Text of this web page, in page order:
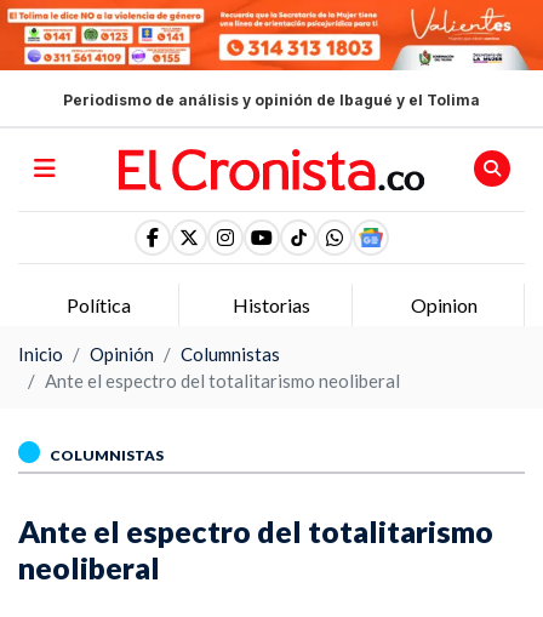
Periodismo de análisis y opinión de Ibagué y el Tolima
Política Historias Opinion
Inicio Opinión
Columnistas
Ante el espectro del totalitarismo neoliberal
COLUMNISTAS
Ante el espectro del totalitarismo
neoliberal